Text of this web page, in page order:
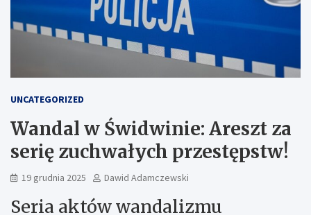
UNCATEGORIZED
Wandal w Świdwinie: Areszt za
serię zuchwałych przestępstw!
19 grudnia 2025 Dawid Adamczewski
Seria aktów wandalizmu